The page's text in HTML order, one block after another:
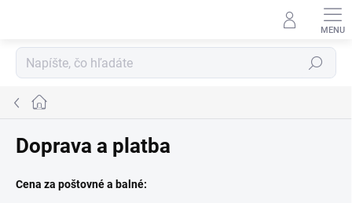
Hľadať
Domov
Doprava a platba
Cena za poštovné a balné: